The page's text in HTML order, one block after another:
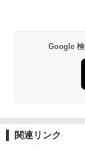
Google 検
関連リンク